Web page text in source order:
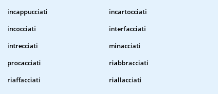
incappucciati
incartocciati
incocciati
interfacciati
intrecciati
minacciati
procacciati
riabbracciati
riaffacciati
riallacciati